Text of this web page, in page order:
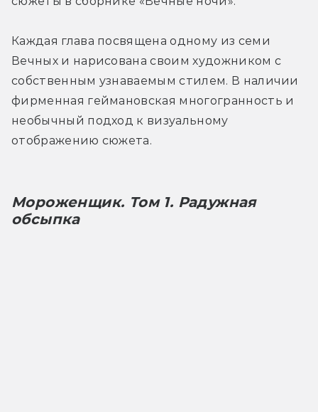
Каждая глава посвящена одному из семи
Вечных и нарисована своим художником с
собственным узнаваемым стилем. В наличии
фирменная геймановская многогранность и
необычный подход к визуальному
отображению сюжета.
Мороженщик. Том 1. Радужная
обсыпка